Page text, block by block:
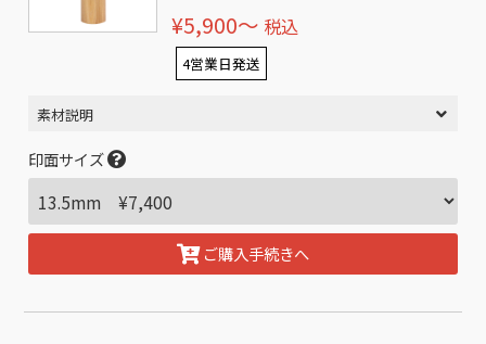
¥5,900〜 税込
4営業日発送
素材説明
印面サイズ
ご購入手続きへ